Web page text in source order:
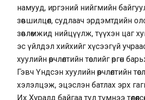
намууд, иргэний нийгмийн
зөвшилцөл, судлаач эрдэмтдийн
зөвлөмжид нийцүүлж, түүхэн цаг
эс үйлдэл хийхийг хүсээгүй
хуулийн өөрчлөлтийн төслийг өргөн
Гэвч Үндсэн хуулийн өөрчлөлтийн
хэлэлцэж, эцэслэн батлах эрх
Их Хуралд байгаа тул түмнээ